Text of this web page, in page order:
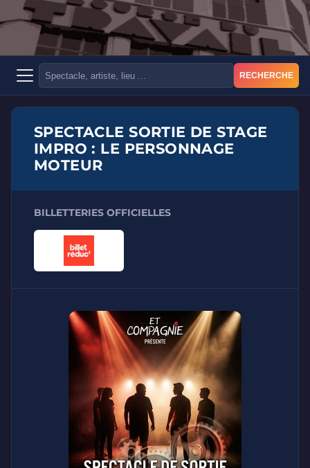
RECHERCHE
SPECTACLE SORTIE DE STAGE
IMPRO : LE PERSONNAGE
MOTEUR
BILLETTERIES OFFICIELLES